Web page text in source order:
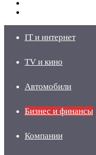
IT и интернет
TV и кино
Автомобили
Бизнес и финансы
Компании